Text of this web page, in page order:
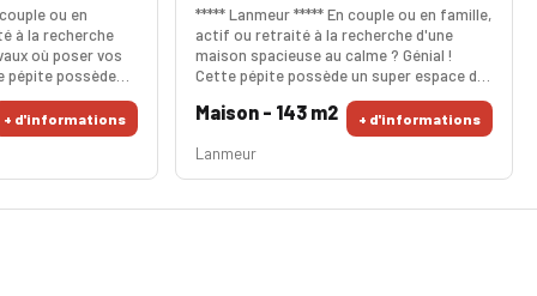
ou en
à la recherche
où poser vos
pépite possède
baignée de
baies vitrées
La cuisine de 29
l'espace nuit
salle d'eau/wc
+ d'informations
***** Lanmeur ***** En couple ou en famille,
actif ou retraité à la recherche d'une
maison spacieuse au calme ? Génial !
Cette pépite possède un super espace de
vie en rez de jardin comprenant un
salon/séjour très agréable. L'accès à la
terrasse exposée sud-ouest est
immédiat. Le cellier attenant à la cuisine
semi-ouverte est très pratique. Une
Maison - 143 m2 + d'informations
Lanmeur